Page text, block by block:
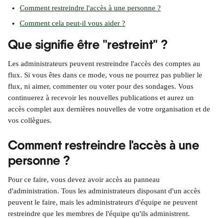
Comment restreindre l'accès à une personne ?
Comment cela peut-il vous aider ?
Que signifie être "restreint" ?
Les administrateurs peuvent restreindre l'accès des comptes au
flux. Si vous êtes dans ce mode, vous ne pourrez pas publier le
flux, ni aimer, commenter ou voter pour des sondages. Vous
continuerez à recevoir les nouvelles publications et aurez un
accès complet aux dernières nouvelles de votre organisation et de
vos collègues.
Comment restreindre l'accès à une
personne ?
Pour ce faire, vous devez avoir accès au panneau
d'administration. Tous les administrateurs disposant d'un accès
peuvent le faire, mais les administrateurs d'équipe ne peuvent
restreindre que les membres de l'équipe qu'ils administrent.